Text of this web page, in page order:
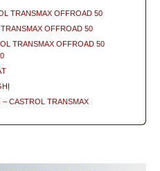
TRANSMAX OFFROAD 50
OFFROAD 50
TRANSMAX OFFROAD 50
CASTROL TRANSMAX